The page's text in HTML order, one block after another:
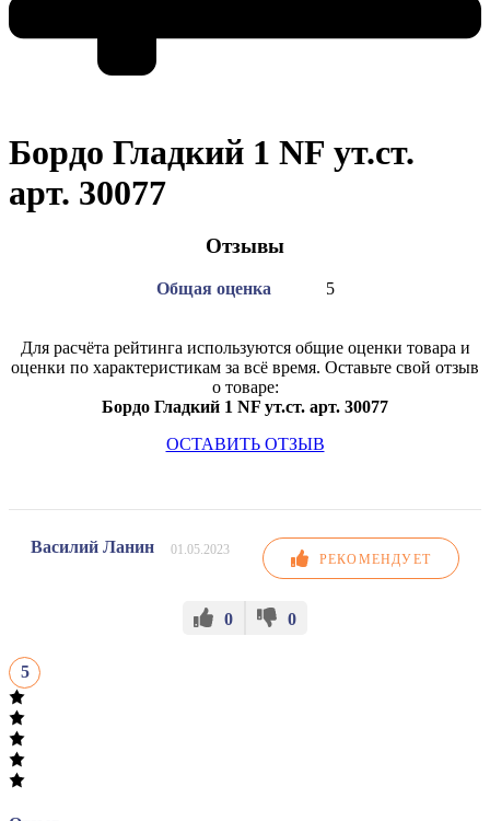
Бордо Гладкий 1 NF ут.ст.
арт. 30077
Отзывы
Общая оценка 5
Для расчёта рейтинга используются общие оценки товара и
оценки по характеристикам за всё время. Оставьте свой отзыв
о товаре:
Бордо Гладкий 1 NF ут.ст. арт. 30077
ОСТАВИТЬ ОТЗЫВ
Василий Ланин 01.05.2023
РЕКОМЕНДУЕТ
0 0
5